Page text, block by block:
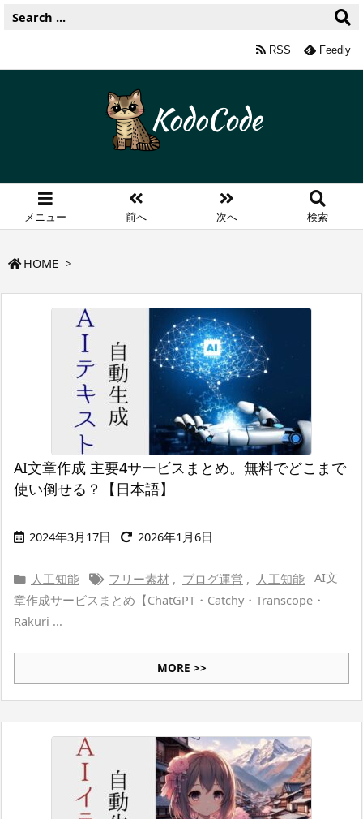
メニュー 前へ 次へ 検索
RSS Feedly
HOME >
AI文章作成 主要4サービスまとめ。無料でどこまで
使い倒せる？【日本語】
2024年3月17日 2026年1月6日
人工知能 フリー素材 , ブログ運営 , 人工知能 AI文
章作成サービスまとめ【ChatGPT・Catchy・Transcope・
Rakuri ...
MORE >>